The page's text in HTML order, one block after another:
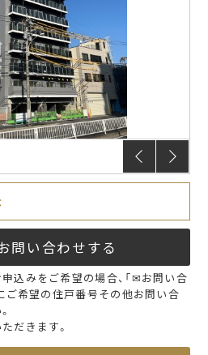
ス
問い合わせする
込みをご希望の場合、「✉お問い合
ご希望の住戸番号その他お問い合
だきます。